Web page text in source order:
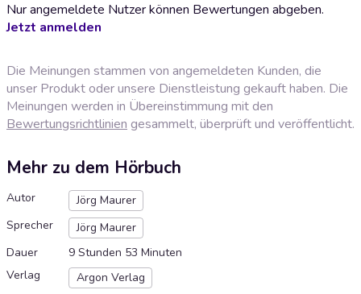
Nur angemeldete Nutzer können Bewertungen abgeben.
Jetzt anmelden
Die Meinungen stammen von angemeldeten Kunden, die
unser Produkt oder unsere Dienstleistung gekauft haben. Die
Meinungen werden in Übereinstimmung mit den
Bewertungsrichtlinien gesammelt, überprüft und veröffentlicht.
Mehr zu dem Hörbuch
Autor
Jörg Maurer
Sprecher
Jörg Maurer
Dauer
9 Stunden 53 Minuten
Verlag
Argon Verlag